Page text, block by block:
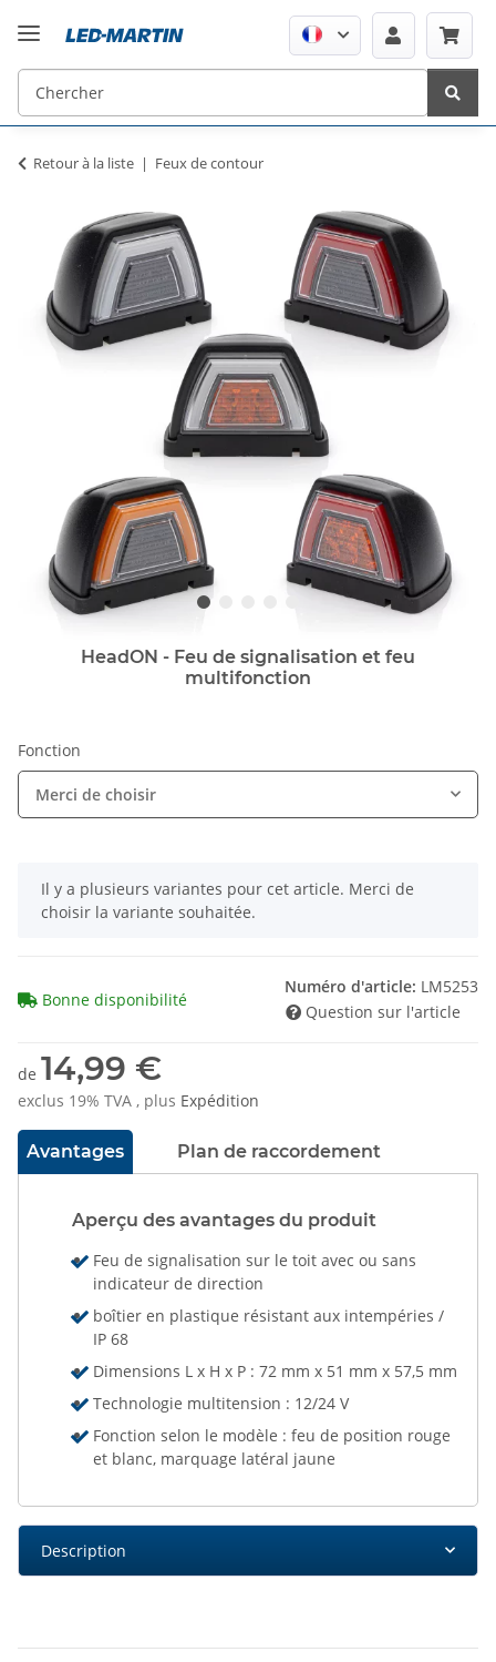
Retour à la liste Feux de contour
HeadON - Feu de signalisation et feu
multifonction
de 14,99 €
exclus 19% TVA , plus Expédition
Avantages Plan de raccordement
Aperçu des avantages du produit
Feu de signalisation sur le toit avec ou sans
indicateur de direction
boîtier en plastique résistant aux intempéries /
IP 68
Dimensions L x H x P : 72 mm x 51 mm x 57,5 mm
Technologie multitension : 12/24 V
Fonction selon le modèle : feu de position rouge
et blanc, marquage latéral jaune
Bonne disponibilité
Numéro d'article: LM5253
Question sur l'article
Fonction
Merci de choisir
x
Il y a plusieurs variantes pour cet article. Merci de
choisir la variante souhaitée.
Description